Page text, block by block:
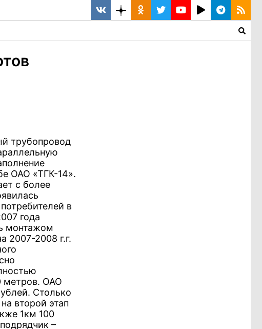
трубопровод
ОАО «ТГК-14».
с более
в
года
монтажом
2007-2008 г.г.
метров. ОАО
Столько
второй этап
1км 100
–